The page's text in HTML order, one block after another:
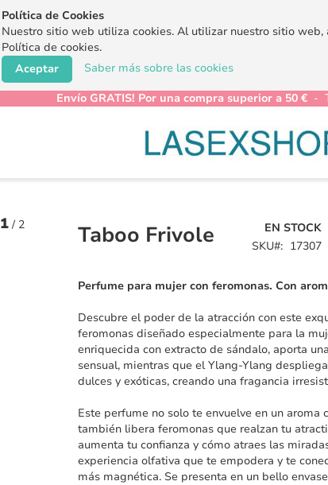
Política de Cookies
Nuestro sitio web utiliza cookies. Al utilizar nuestro sitio
Política de cookies.
Saber más sobre las cookies
Aceptar
Envío GRATIS! Por una compra superior a 50 € -
1 / 2 Taboo Frivole
EN STOCK
SKU
17307
Perfume para mujer con feromonas. Con
Descubre el poder de la atracción con este
feromonas diseñado especialmente para la
enriquecida con extracto de sándalo, aporta
sensual, mientras que el Ylang-Ylang
dulces y exóticas, creando una fragancia
Este perfume no solo te envuelve en un aroma
también libera feromonas que realzan tu
aumenta tu confianza y cómo atraes las
experiencia olfativa que te empodera y te
más magnética. Se presenta en un bello